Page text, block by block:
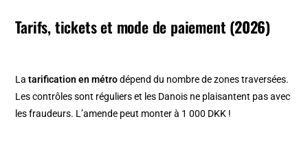
Tarifs, tickets et mode de paiement (2026)
Latarification en métrodépend du nombre de zones traversées.
Les contrôles sont réguliers et les Danois ne plaisantent pas avec
les fraudeurs. L’amende peut monter à 1 000 DKK !